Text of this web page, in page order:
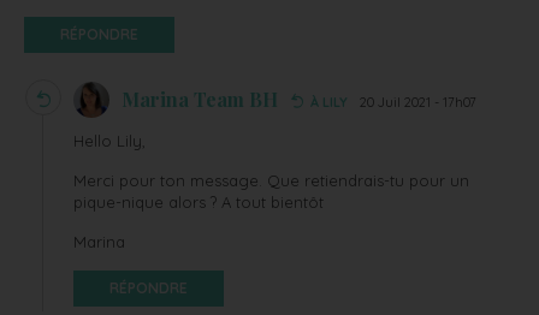
RÉPONDRE
Marina Team BH À LILY 20 Juil 2021 - 17h07
Hello Lily,
Merci pour ton message. Que retiendrais-tu pour un
pique-nique alors ? A tout bientôt
Marina
RÉPONDRE